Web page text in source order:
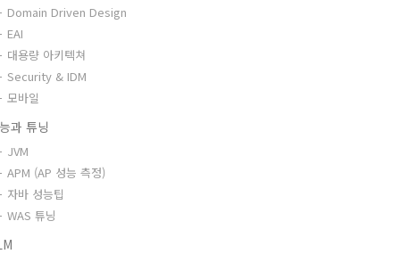
Domain Driven Design
EAI
대용량 아키텍쳐
Security & IDM
모바일
과 튜닝
JVM
APM (AP 성능 측정)
자바 성능팁
WAS 튜닝